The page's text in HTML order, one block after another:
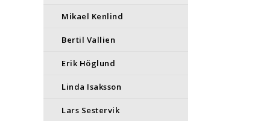
Mikael Kenlind
Bertil Vallien
Erik Höglund
Linda Isaksson
Lars Sestervik